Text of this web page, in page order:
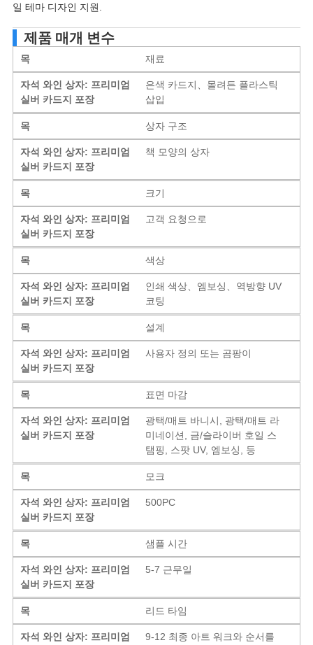
일 테마 디자인 지원.
제품 매개 변수
목 재료
자석 와인 상자: 프리미엄
실버 카드지 포장
은색 카드지、몰려든 플라스틱
삽입
목 상자 구조
자석 와인 상자: 프리미엄
실버 카드지 포장
책 모양의 상자
목 크기
자석 와인 상자: 프리미엄
실버 카드지 포장
고객 요청으로
목 색상
자석 와인 상자: 프리미엄
실버 카드지 포장
인쇄 색상、엠보싱、역방향 UV
코팅
목 설계
자석 와인 상자: 프리미엄
실버 카드지 포장
사용자 정의 또는 곰팡이
목 표면 마감
자석 와인 상자: 프리미엄
실버 카드지 포장
광택/매트 바니시, 광택/매트 라
미네이션, 금/슬라이버 호일 스
탬핑, 스팟 UV, 엠보싱, 등
목 모크
자석 와인 상자: 프리미엄
실버 카드지 포장
500PC
목 샘플 시간
자석 와인 상자: 프리미엄
실버 카드지 포장
5-7 근무일
목 리드 타임
자석 와인 상자: 프리미엄 9-12 최종 아트 워크와 순서를